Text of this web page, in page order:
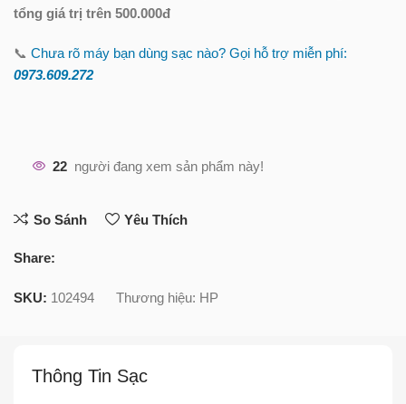
tổng giá trị trên 500.000đ
📞Chưa rõ máy bạn dùng sạc nào? Gọi hỗ trợ miễn phí:
0973.609.272
22 người đang xem sản phẩm này!
So Sánh Yêu Thích
Share:
SKU: 102494 Thương hiệu: HP
Thông Tin Sạc